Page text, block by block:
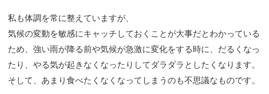
私も体調を常に整えていますが、
気候の変動を敏感にキャッチしておくことが大事だとわかっている
ため、強い雨が降る前や気候が急激に変化をする時に、だるくなっ
たり、やる気が起きなくなったりしてダラダラとしたくなります。
そして、あまり食べたくなくなってしまうのも不思議なものです。